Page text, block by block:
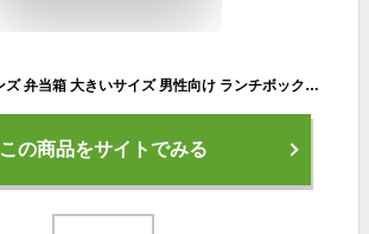
[MIKA&MAYA] メンズ 弁当箱 大きいサイズ 男性向け ランチボックス (1段)
この商品をサイトでみる